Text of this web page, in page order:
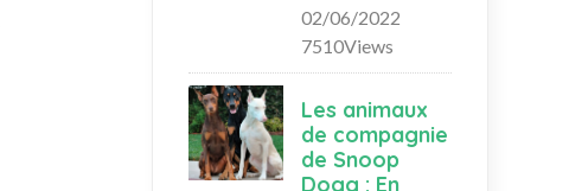
02/06/2022
7510Views
Les animaux
de compagnie
de Snoop
Dogg : En